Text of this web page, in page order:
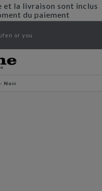
et la livraison sont inclus
du paiement
or you
Noir